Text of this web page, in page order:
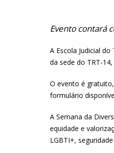
Evento contará
A Escola Judicial
da sede do TRT-
O evento é
formulário
A Semana da
equidade e
LGBTI+,